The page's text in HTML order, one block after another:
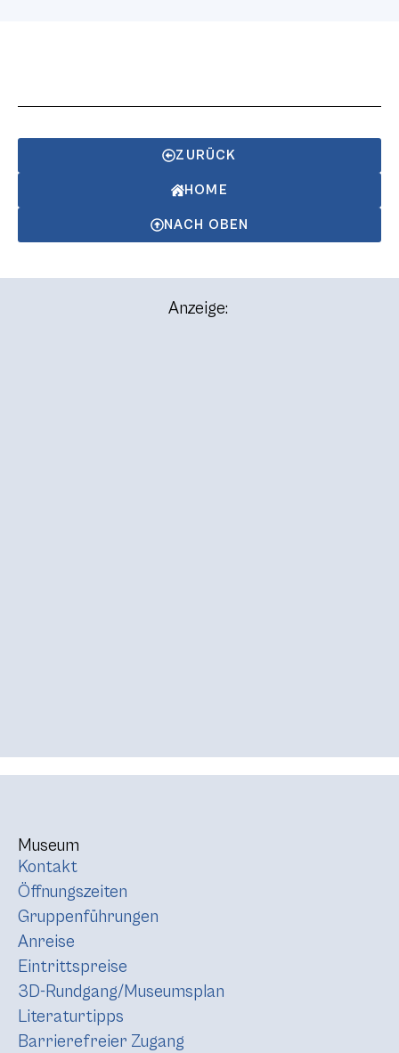
ZURÜCK
HOME
NACH OBEN
Anzeige:
Museum
Kontakt
Öffnungszeiten
Gruppenführungen
Anreise
Eintrittspreise
3D-Rundgang/Museumsplan
Literaturtipps
Barrierefreier Zugang